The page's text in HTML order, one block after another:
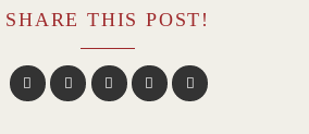
SHARE THIS POST!